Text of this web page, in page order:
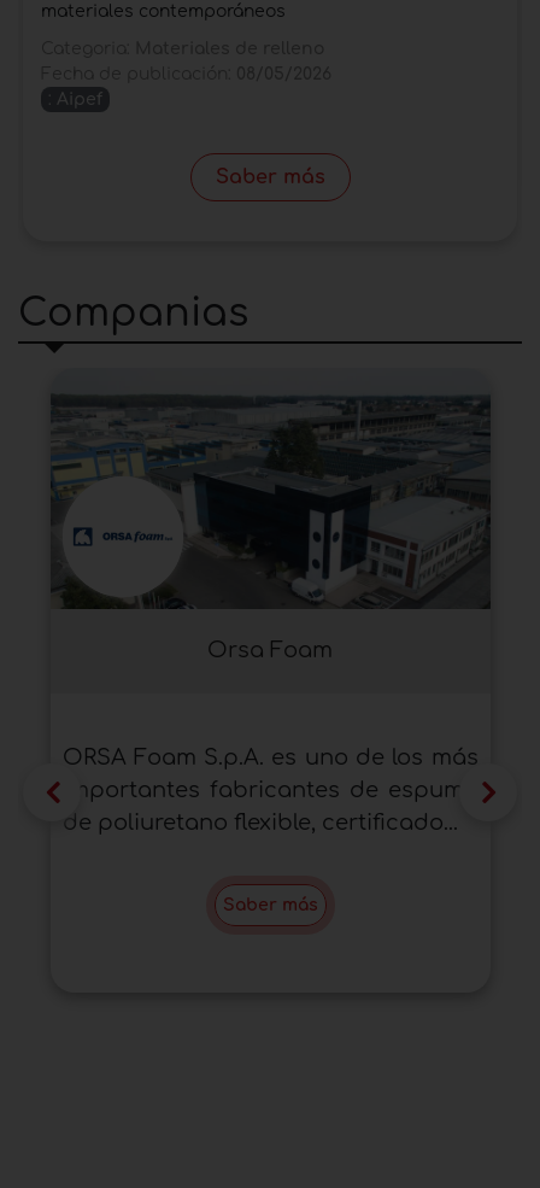
materiales contemporáneos
: Aipef
Saber más
Companias
Orsa Foam
ORSA Foam S.p.A. es uno de los más
importantes fabricantes de espuma
de poliuretano flexible, certificado...
Saber más